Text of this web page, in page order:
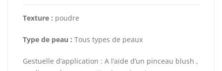
Texture : poudre
Type de peau : Tous types de peaux
Gestuelle d’application : A l’aide d’un pinceau blush ,